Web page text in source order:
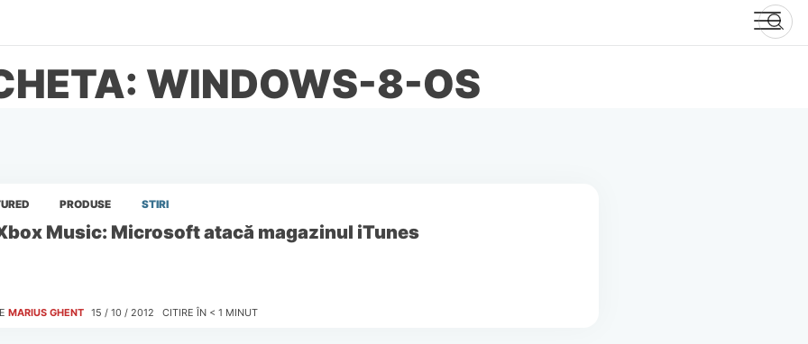
WINDOWS-8-OS
PRODUSE STIRI
Music: Microsoft atacă magazinul iTunes
MARIUS GHENT 15 / 10 / 2012 CITIRE ÎN < 1 MINUT